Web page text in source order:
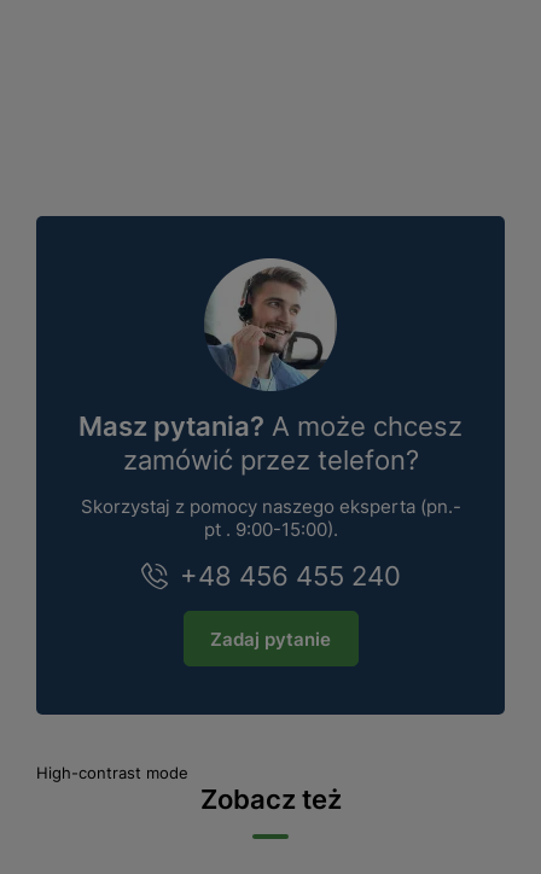
Masz pytania? A może chcesz
zamówić przez telefon?
Skorzystaj z pomocy naszego eksperta (pn.-
pt . 9:00-15:00).
+48 456 455 240
Zadaj pytanie
High-contrast mode
Zobacz też